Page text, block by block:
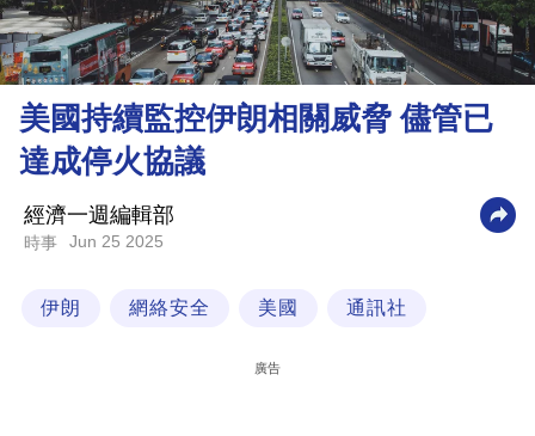
樓
市
理
財
商
業
科
美國持續監控伊朗相關威脅 儘管已
達成停火協議
經濟一週編輯部
時事 Jun 25 2025
伊朗 網絡安全 美國 通訊社
廣告